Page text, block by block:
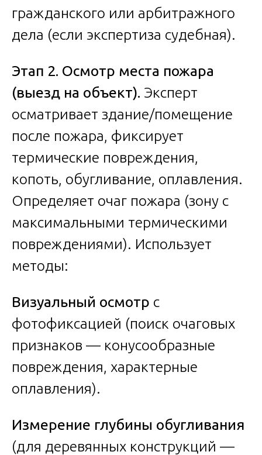
гражданского или арбитражного
дела (если экспертиза судебная).
Этап 2. Осмотр места пожара
(выезд на объект). Эксперт
осматривает здание/помещение
после пожара, фиксирует
термические повреждения,
копоть, обугливание, оплавления.
Определяет очаг пожара (зону с
максимальными термическими
повреждениями). Использует
методы:
Визуальный осмотр с
фотофиксацией (поиск очаговых
признаков — конусообразные
повреждения, характерные
оплавления).
Измерение глубины обугливания
(для деревянных конструкций —